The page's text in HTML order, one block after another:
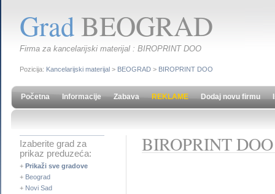
GradBEOGRAD
Firma za kancelarijski materijal : BIROPRINT DOO
Pozicija: Kancelarijski materijal > BEOGRAD > BIROPRINT DOO
Početna Informacije Zabava REKLAME Dodaj novu firmu
Izaberite grad za
prikaz preduzeća:
+ Prikaži sve gradove
+ Beograd
+ Novi Sad
BIROPRINT DOO